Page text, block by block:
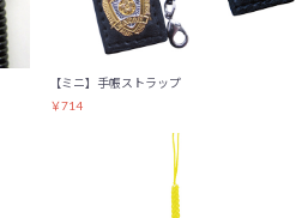
【ミニ】手帳ストラップ
￥714